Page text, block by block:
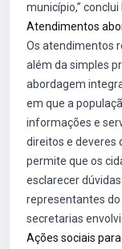
município,” conclui
Atendimentos
Os atendimentos
além da simples
abordagem
em que a
informações e
direitos e deveres
permite que os
esclarecer
representantes
secretarias
Ações sociais